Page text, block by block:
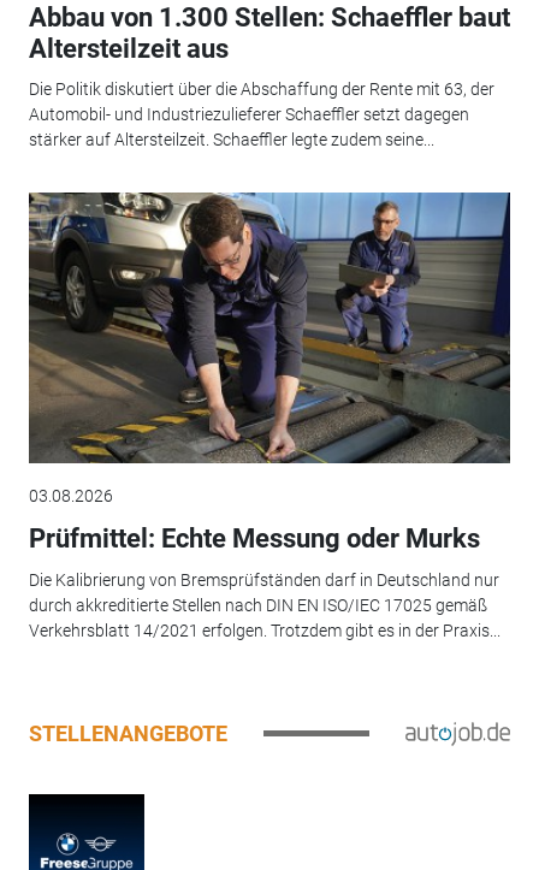
Abbau von 1.300 Stellen: Schaeffler baut
Altersteilzeit aus
Die Politik diskutiert über die Abschaffung der Rente mit 63, der
Automobil- und Industriezulieferer Schaeffler setzt dagegen
stärker auf Altersteilzeit. Schaeffler legte zudem seine...
03.08.2026
Prüfmittel: Echte Messung oder Murks
Die Kalibrierung von Bremsprüfständen darf in Deutschland nur
durch akkreditierte Stellen nach DIN EN ISO/IEC 17025 gemäß
Verkehrsblatt 14/2021 erfolgen. Trotzdem gibt es in der Praxis...
STELLENANGEBOTE